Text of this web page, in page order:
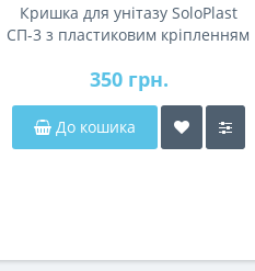
Кришка для унітазу SoloPlast
СП-3 з пластиковим кріпленням
350 грн.
До кошика